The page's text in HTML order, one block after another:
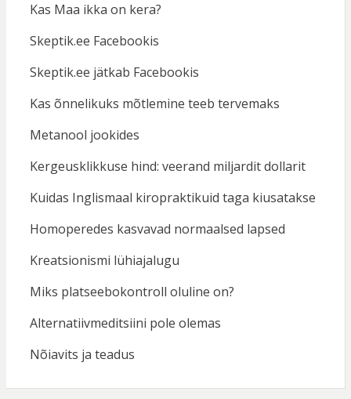
Kas Maa ikka on kera?
Skeptik.ee Facebookis
Skeptik.ee jätkab Facebookis
Kas õnnelikuks mõtlemine teeb tervemaks
Metanool jookides
Kergeusklikkuse hind: veerand miljardit dollarit
Kuidas Inglismaal kiropraktikuid taga kiusatakse
Homoperedes kasvavad normaalsed lapsed
Kreatsionismi lühiajalugu
Miks platseebokontroll oluline on?
Alternatiivmeditsiini pole olemas
Nõiavits ja teadus